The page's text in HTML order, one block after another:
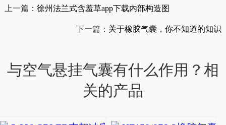
上一篇： 徐州法兰式含羞草app下载内部构造图
下一篇： 关于橡胶气囊，你不知道的知识
与空气悬挂气囊有什么作用？相
关的产品